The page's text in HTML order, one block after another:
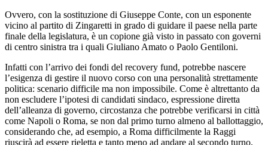
Ovvero, con la sostituzione di Giuseppe Conte, con un esponente
vicino al partito di Zingaretti in grado di guidare il paese nella parte
finale della legislatura, è un copione già visto in passato con governi
di centro sinistra tra i quali Giuliano Amato o Paolo Gentiloni.
Infatti con l’arrivo dei fondi del recovery fund, potrebbe nascere
l’esigenza di gestire il nuovo corso con una personalità strettamente
politica: scenario difficile ma non impossibile. Come è altrettanto da
non escludere l’ipotesi di candidati sindaco, espressione diretta
dell’alleanza di governo, circostanza che potrebbe verificarsi in città
come Napoli o Roma, se non dal primo turno almeno al ballottaggio,
considerando che, ad esempio, a Roma difficilmente la Raggi
riuscirà ad essere rieletta e tanto meno ad andare al secondo turno.